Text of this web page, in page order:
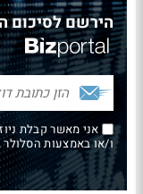
הירשם לסיכום
אני מאשר קבלת
ו/או באמצעות הסלולר בהתאם